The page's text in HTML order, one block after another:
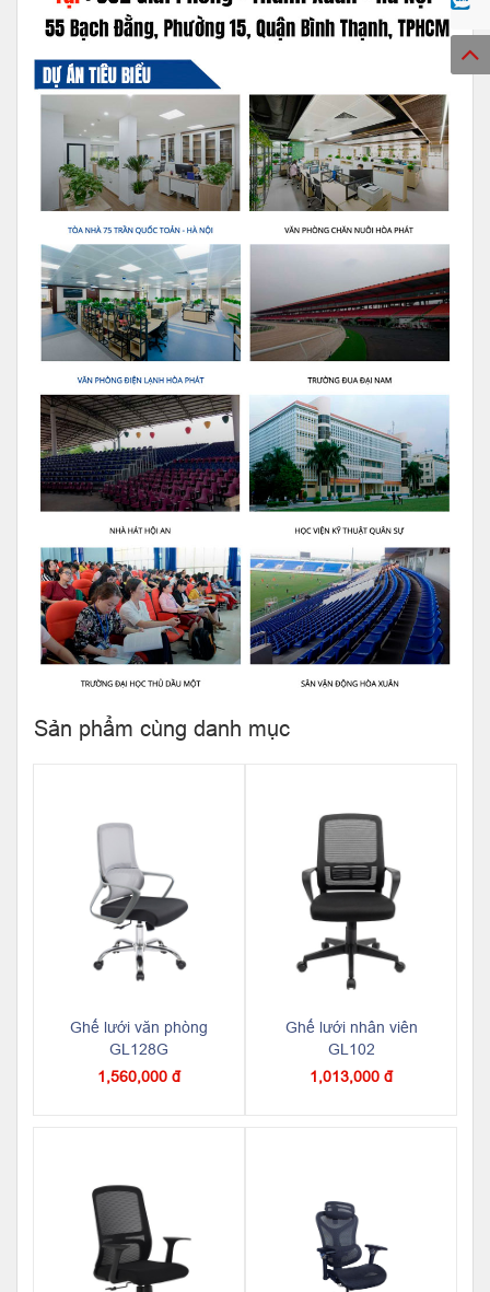
Sản phẩm cùng danh mục
Ghế lưới văn phòng
GL128G
1,560,000 đ
Ghế lưới nhân viên
GL102
1,013,000 đ